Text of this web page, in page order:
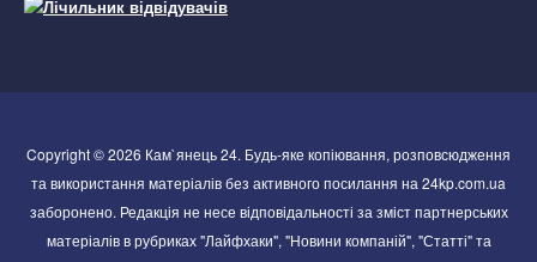
Copyright © 2026 Кам`янець 24. Будь-яке копіювання, розповсюдження
та використання матеріалів без активного посилання на 24kp.com.ua
заборонено. Редакція не несе відповідальності за зміст партнерських
матеріалів в рубриках "Лайфхаки", "Новини компаній", "Статті" та